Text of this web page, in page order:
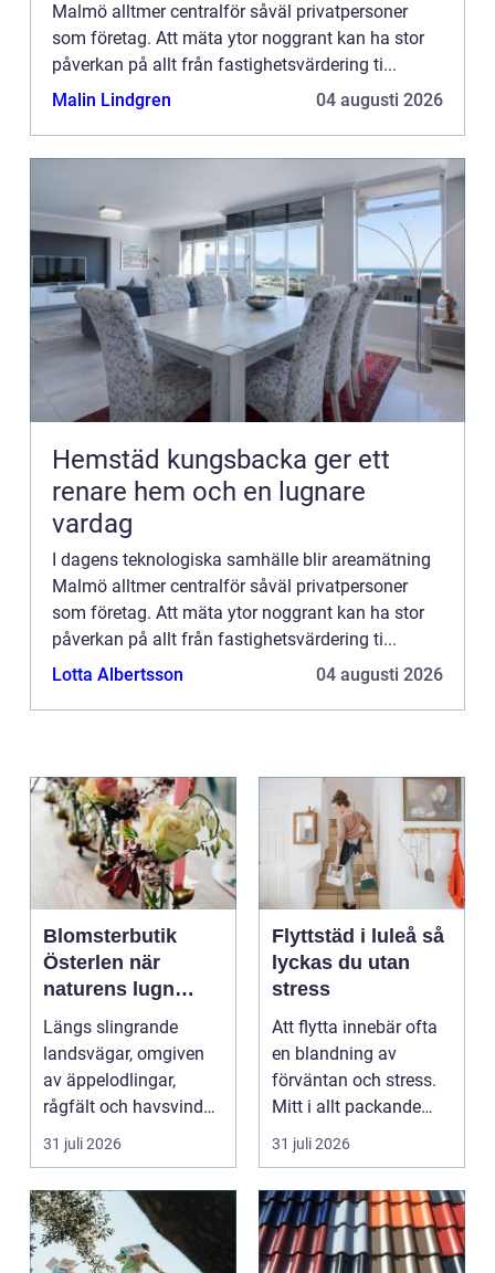
Malmö alltmer centralför såväl privatpersoner
som företag. Att mäta ytor noggrant kan ha stor
påverkan på allt från fastighetsvärdering ti...
Malin Lindgren
04 augusti 2026
Hemstäd kungsbacka ger ett
renare hem och en lugnare
vardag
I dagens teknologiska samhälle blir areamätning
Malmö alltmer centralför såväl privatpersoner
som företag. Att mäta ytor noggrant kan ha stor
påverkan på allt från fastighetsvärdering ti...
Lotta Albertsson
04 augusti 2026
Blomsterbutik
Österlen när
naturens lugn
möter kreativt
hantverk
Längs slingrande
landsvägar, omgiven
av äppelodlingar,
rågfält och havsvindar,
har
31 juli 2026
Flyttstäd i luleå så
lyckas du utan
stress
Att flytta innebär ofta
en blandning av
förväntan och stress.
Mitt i allt packande
och planerande dy...
31 juli 2026